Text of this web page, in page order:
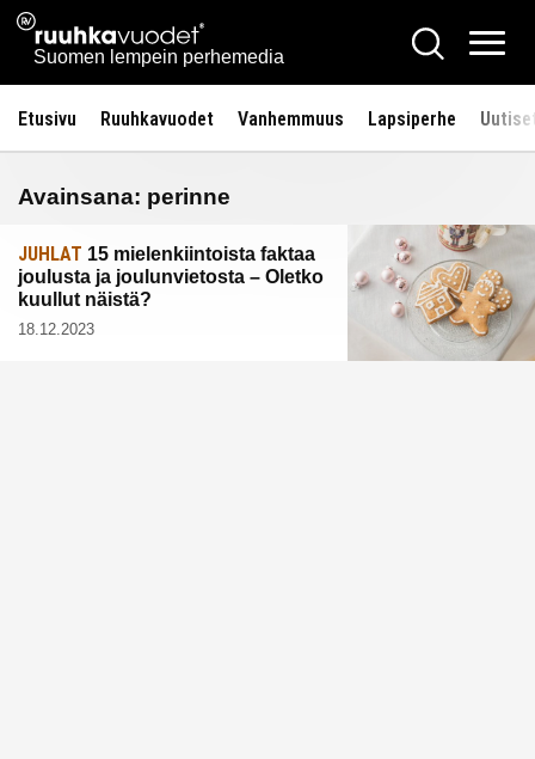
Siirry
sisältöön
Ruuhkavuodet.fi
Suomen lempein perhemedia
Hae
Etusivu Ruuhkavuodet Vanhemmuus Lapsiperhe
Avainsana: perinne
JUHLAT 15 mielenkiintoista faktaa
joulusta ja joulunvietosta – Oletko
kuullut näistä?
18.12.2023